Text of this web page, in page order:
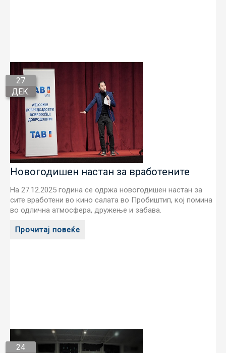
27
ДЕК.
Новогодишен настан за вработените
На 27.12.2025 година се одржа новогодишен настан за
сите вработени во кино салата во Пробиштип, кој помина
во одлична атмосфера, дружење и забава.
Прочитај повеќе
24